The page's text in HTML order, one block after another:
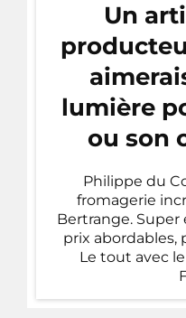
Un
lumière
ou son
Philippe du
fromagerie
Bertrange.
prix abordables,
Le tout avec